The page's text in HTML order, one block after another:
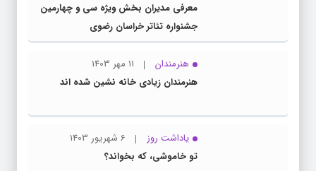
معرفی مدیران بخش ویژه سی و چهارمین
جشنواره تئاتر خراسان رضوی
هنرمندان
11 مهر 1403
هنرمندان زیادی خانه نشین شده اند
یاداشت روز
6 شهریور 1403
تو خاموشی، که بخواند؟